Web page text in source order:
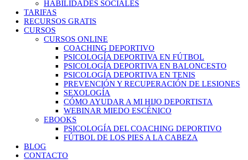
HABILIDADES SOCIALES
TARIFAS
RECURSOS GRATIS
CURSOS
CURSOS ONLINE
COACHING DEPORTIVO
PSICOLOGÍA DEPORTIVA EN FÚTBOL
PSICOLOGÍA DEPORTIVA EN BALONCESTO
PSICOLOGÍA DEPORTIVA EN TENIS
PREVENCIÓN Y RECUPERACIÓN DE LESIONES
SEXOLOGÍA
CÓMO AYUDAR A MI HIJO DEPORTISTA
WEBINAR MIEDO ESCÉNICO
EBOOKS
PSICOLOGÍA DEL COACHING DEPORTIVO
FÚTBOL DE LOS PIES A LA CABEZA
BLOG
CONTACTO